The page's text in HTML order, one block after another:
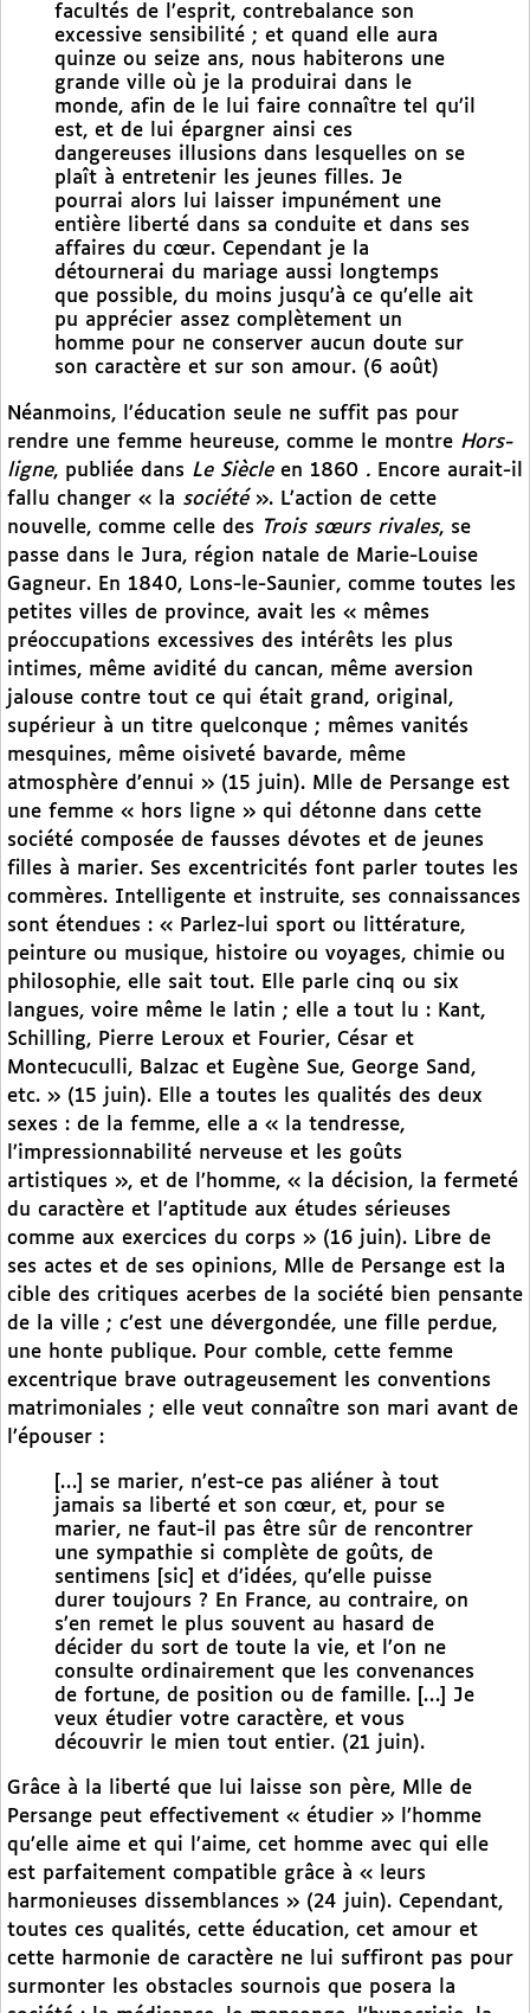
facultés de l’esprit, contrebalance son
excessive sensibilité ; et quand elle aura
quinze ou seize ans, nous habiterons une
grande ville où je la produirai dans le
monde, afin de le lui faire connaître tel qu’il
est, et de lui épargner ainsi ces
dangereuses illusions dans lesquelles on se
plaît à entretenir les jeunes filles. Je
pourrai alors lui laisser impunément une
entière liberté dans sa conduite et dans ses
affaires du cœur. Cependant je la
détournerai du mariage aussi longtemps
que possible, du moins jusqu’à ce qu’elle ait
pu apprécier assez complètement un
homme pour ne conserver aucun doute sur
son caractère et sur son amour. (6 août)
Néanmoins, l’éducation seule ne suffit pas pour
rendre une femme heureuse, comme le montre Hors-
ligne, publiée dans Le Siècle en 1860 . Encore aurait-il
fallu changer « la société». L’action de cette
nouvelle, comme celle des Trois sœurs rivales, se
passe dans le Jura, région natale de Marie-Louise
Gagneur. En 1840, Lons-le-Saunier, comme toutes les
petites villes de province, avait les « mêmes
préoccupations excessives des intérêts les plus
intimes, même avidité du cancan, même aversion
jalouse contre tout ce qui était grand, original,
supérieur à un titre quelconque ; mêmes vanités
mesquines, même oisiveté bavarde, même
atmosphère d’ennui » (15 juin). Mlle de Persange est
une femme « hors ligne » qui détonne dans cette
société composée de fausses dévotes et de jeunes
filles à marier. Ses excentricités font parler toutes les
commères. Intelligente et instruite, ses connaissances
sont étendues : « Parlez-lui sport ou littérature,
peinture ou musique, histoire ou voyages, chimie ou
philosophie, elle sait tout. Elle parle cinq ou six
langues, voire même le latin ; elle a tout lu : Kant,
Schilling, Pierre Leroux et Fourier, César et
Montecuculli, Balzac et Eugène Sue, George Sand,
etc. » (15 juin). Elle a toutes les qualités des deux
sexes : de la femme, elle a « la tendresse,
l’impressionnabilité nerveuse et les goûts
artistiques », et de l’homme, « la décision, la fermeté
du caractère et l’aptitude aux études sérieuses
comme aux exercices du corps » (16 juin). Libre de
ses actes et de ses opinions, Mlle de Persange est la
cible des critiques acerbes de la société bien pensante
de la ville ; c’est une dévergondée, une fille perdue,
une honte publique. Pour comble, cette femme
excentrique brave outrageusement les conventions
matrimoniales ; elle veut connaître son mari avant de
l’épouser :
[…] se marier, n’est-ce pas aliéner à tout
jamais sa liberté et son cœur, et, pour se
marier, ne faut-il pas être sûr de rencontrer
une sympathie si complète de goûts, de
sentimens [sic] et d’idées, qu’elle puisse
durer toujours ? En France, au contraire, on
s’en remet le plus souvent au hasard de
décider du sort de toute la vie, et l’on ne
consulte ordinairement que les convenances
de fortune, de position ou de famille. […] Je
veux étudier votre caractère, et vous
découvrir le mien tout entier. (21 juin).
Grâce à la liberté que lui laisse son père, Mlle de
Persange peut effectivement « étudier » l’homme
qu’elle aime et qui l’aime, cet homme avec qui elle
est parfaitement compatible grâce à « leurs
harmonieuses dissemblances » (24 juin). Cependant,
toutes ces qualités, cette éducation, cet amour et
cette harmonie de caractère ne lui suffiront pas pour
surmonter les obstacles sournois que posera la